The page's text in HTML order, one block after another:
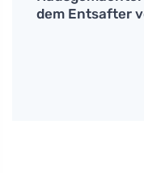
dem Entsafter